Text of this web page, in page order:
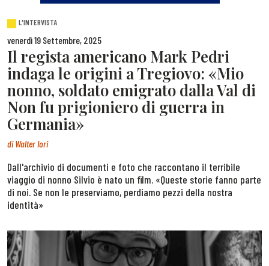
L'INTERVISTA
venerdì 19 Settembre, 2025
Il regista americano Mark Pedri
indaga le origini a Tregiovo: «Mio
nonno, soldato emigrato dalla Val di
Non fu prigioniero di guerra in
Germania»
diWalter Iori
Dall'archivio di documenti e foto che raccontano il terribile
viaggio di nonno Silvio è nato un film. «Queste storie fanno parte
di noi. Se non le preserviamo, perdiamo pezzi della nostra
identità»